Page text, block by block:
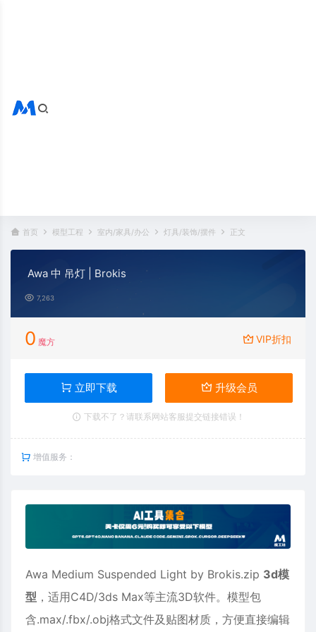
首页 模型工程 室内/家具/办公 灯具/装饰/摆件 正文
Awa 中 吊灯 | Brokis
7,263
0 魔方 VIP折扣
立即下载 升级会员
下载不了？请联系网站客服提交链接错误！
增值服务：
Awa Medium Suspended Light by Brokis.zip 3d模
型 ，适用C4D/3ds Max等主流3D软件。模型包
含.max/.fbx/.obj格式文件及贴图材质，方便直接编辑